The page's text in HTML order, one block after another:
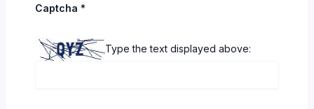
Captcha *
Type the text displayed above: